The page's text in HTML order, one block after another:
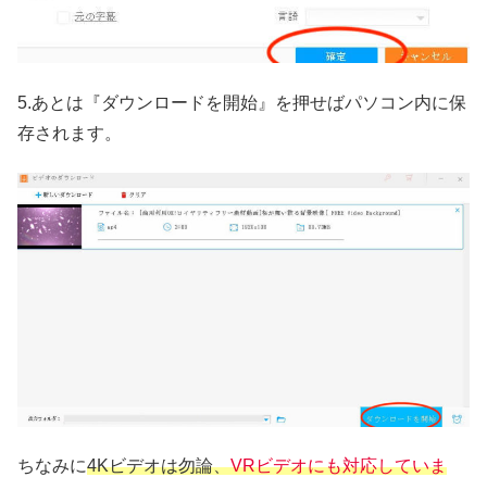
5.あとは『ダウンロードを開始』を押せばパソコン内に保
存されます。
ちなみに4Kビデオは勿論、VRビデオにも対応していま